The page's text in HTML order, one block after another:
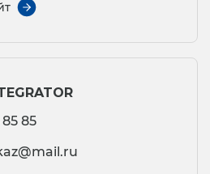
85 85